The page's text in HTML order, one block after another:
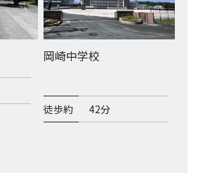
岡崎中学校
徒歩約 42分